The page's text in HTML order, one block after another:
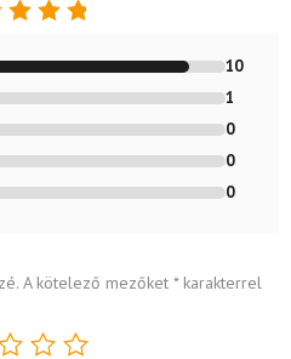
/ 5
10
1
0
0
0
A kötelező mezőket *karakterrel